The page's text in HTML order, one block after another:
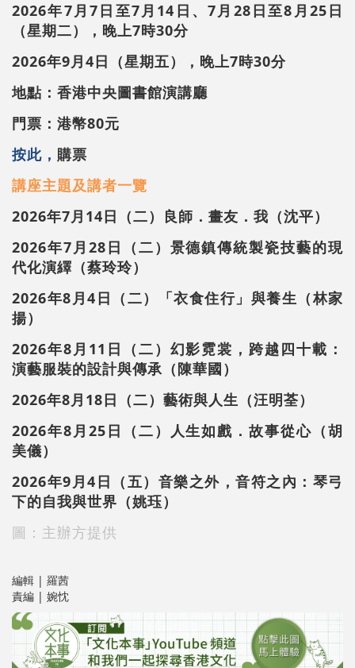
2026年7月7日至7月14日、7月28日至8月25日
（星期二），晚上7時30分
2026年9月4日（星期五），晚上7時30分
地點：香港中央圖書館演講廳
門票：港幣80元
按此， 購票
講座主題及講者一覽
2026年7月14日（二）良師．畫友．我（沈平）
2026年7月28日（二）景德鎮傳統製瓷技藝的現
代化演繹（蔡玲玲）
2026年8月4日（二）「衣食住行」與養生（林家
揚）
2026年8月11日（二）幻影霓裳，跨越四十載：
演藝服裝的設計與傳承（陳華國）
2026年8月18日（二）藝術與人生（汪明荃）
2026年8月25日（二）人生如戲．故事從心（胡
美儀）
2026年9月4日（五）音樂之外，音符之內：琴弓
下的自我與世界（姚珏）
圖：主辦方提供
編輯 | 羅茜
責編 | 婉忱